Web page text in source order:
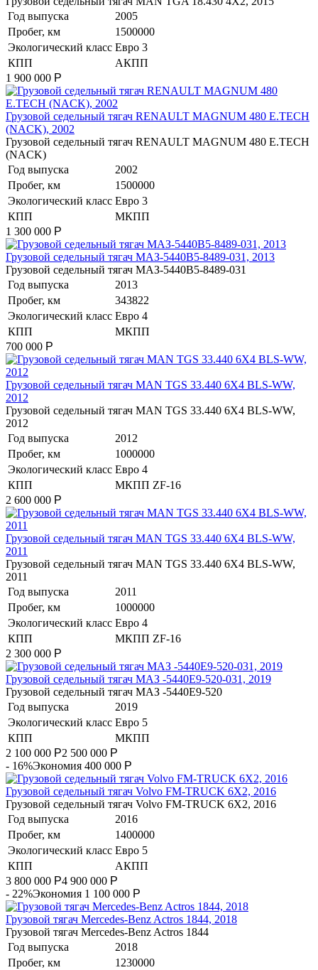
Год выпуска
2005
Пробег, км
1500000
Экологический класс Евро 3
КПП
АКПП
1 900 000 Р
​Грузовой седельный тягач RENAULT MAGNUM 480 E.TECH
(NACK), 2002
​Грузовой седельный тягач RENAULT MAGNUM 480 E.TECH
(NACK)
Год выпуска
2002
Пробег, км
1500000
Экологический класс Евро 3
КПП
МКПП
1 300 000 Р
​Грузовой седельный тягач МАЗ-5440В5-8489-031, 2013
​Грузовой седельный тягач МАЗ-5440В5-8489-031
Год выпуска
2013
Пробег, км
343822
Экологический класс Евро 4
КПП
МКПП
700 000 Р
​Грузовой седельный тягач MAN TGS 33.440 6X4 BLS-WW,
2012
​Грузовой седельный тягач MAN TGS 33.440 6X4 BLS-WW,
2012
Год выпуска
2012
Пробег, км
1000000
Экологический класс Евро 4
КПП
МКПП ZF-16
2 600 000 Р
​Грузовой седельный тягач MAN TGS 33.440 6X4 BLS-WW,
2011
​Грузовой седельный тягач MAN TGS 33.440 6X4 BLS-WW,
2011
Год выпуска
2011
Пробег, км
1000000
Экологический класс Евро 4
КПП
МКПП ZF-16
2 300 000 Р
Грузовой седельный тягач МАЗ -5440Е9-520-031, 2019
Грузовой седельный тягач МАЗ -5440Е9-520
Год выпуска
2019
Экологический класс Евро 5
КПП
МКПП
2 100 000 Р2 500 000 Р
- 16%Экономия 400 000 Р
​Грузовой седельный тягач Volvo FM-TRUCK 6X2, 2016
​Грузовой седельный тягач Volvo FM-TRUCK 6X2, 2016
Год выпуска
2016
Пробег, км
1400000
Экологический класс Евро 5
КПП
АКПП
3 800 000 Р4 900 000 Р
- 22%Экономия 1 100 000 Р
Грузовой тягач Mercedes-Benz Actros 1844, 2018
Грузовой тягач Mercedes-Benz Actros 1844
Год выпуска
2018
Пробег, км
1230000